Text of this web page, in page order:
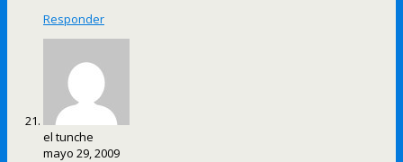
Responder
el tunche
mayo 29, 2009